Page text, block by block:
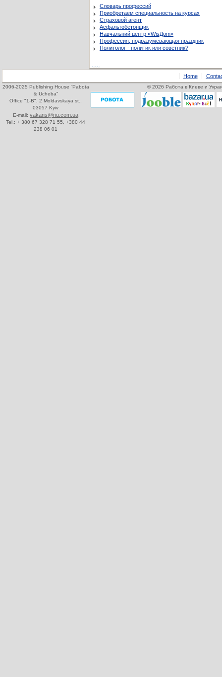
Словарь профессий
Приобретаем специальность на курсах
Страховой агент
Асфальтобетонщик
Навчальний центр «WisДom»
Профессия, подразумевающая праздник
Политолог - политик или советник?
Home
2006-2025 Publishing House “Pabota
& Ucheba”
Office "1-B", 2 Moldavskaya st.,
03057 Kyiv
E-mail: vakans@riu.com.ua
Tel.: + 380 67 328 71 55, +380 44
238 06 01
© 2026 Работа в Киеве и